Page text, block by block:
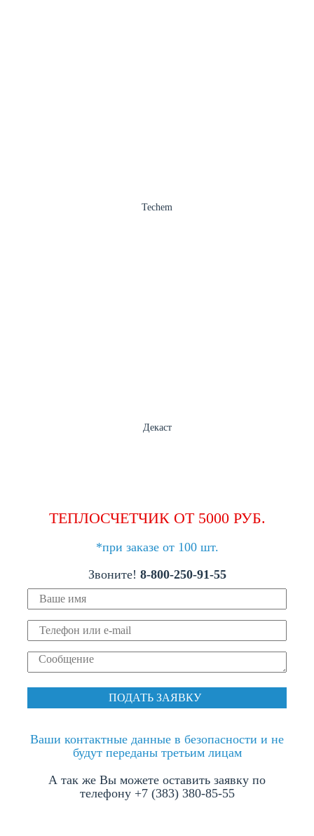
Techem
Декаст
ТЕПЛОСЧЕТЧИК ОТ 5000 РУБ.
*при заказе от 100 шт.
Звоните! 8-800-250-91-55
Ваши контактные данные в безопасности и не
будут переданы третьим лицам
А так же Вы можете оставить заявку по
телефону +7 (383) 380-85-55